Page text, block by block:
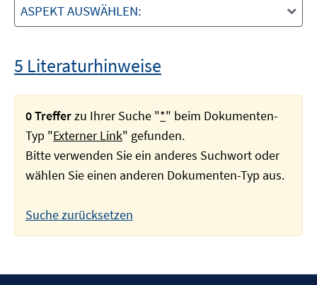
ASPEKT AUSWÄHLEN:
5 Literaturhinweise
0 Trefferzu Ihrer Suche "*" beim Dokumenten-
Typ "Externer Link" gefunden.
Bitte verwenden Sie ein anderes Suchwort oder
wählen Sie einen anderen Dokumenten-Typ aus.
Suche zurücksetzen